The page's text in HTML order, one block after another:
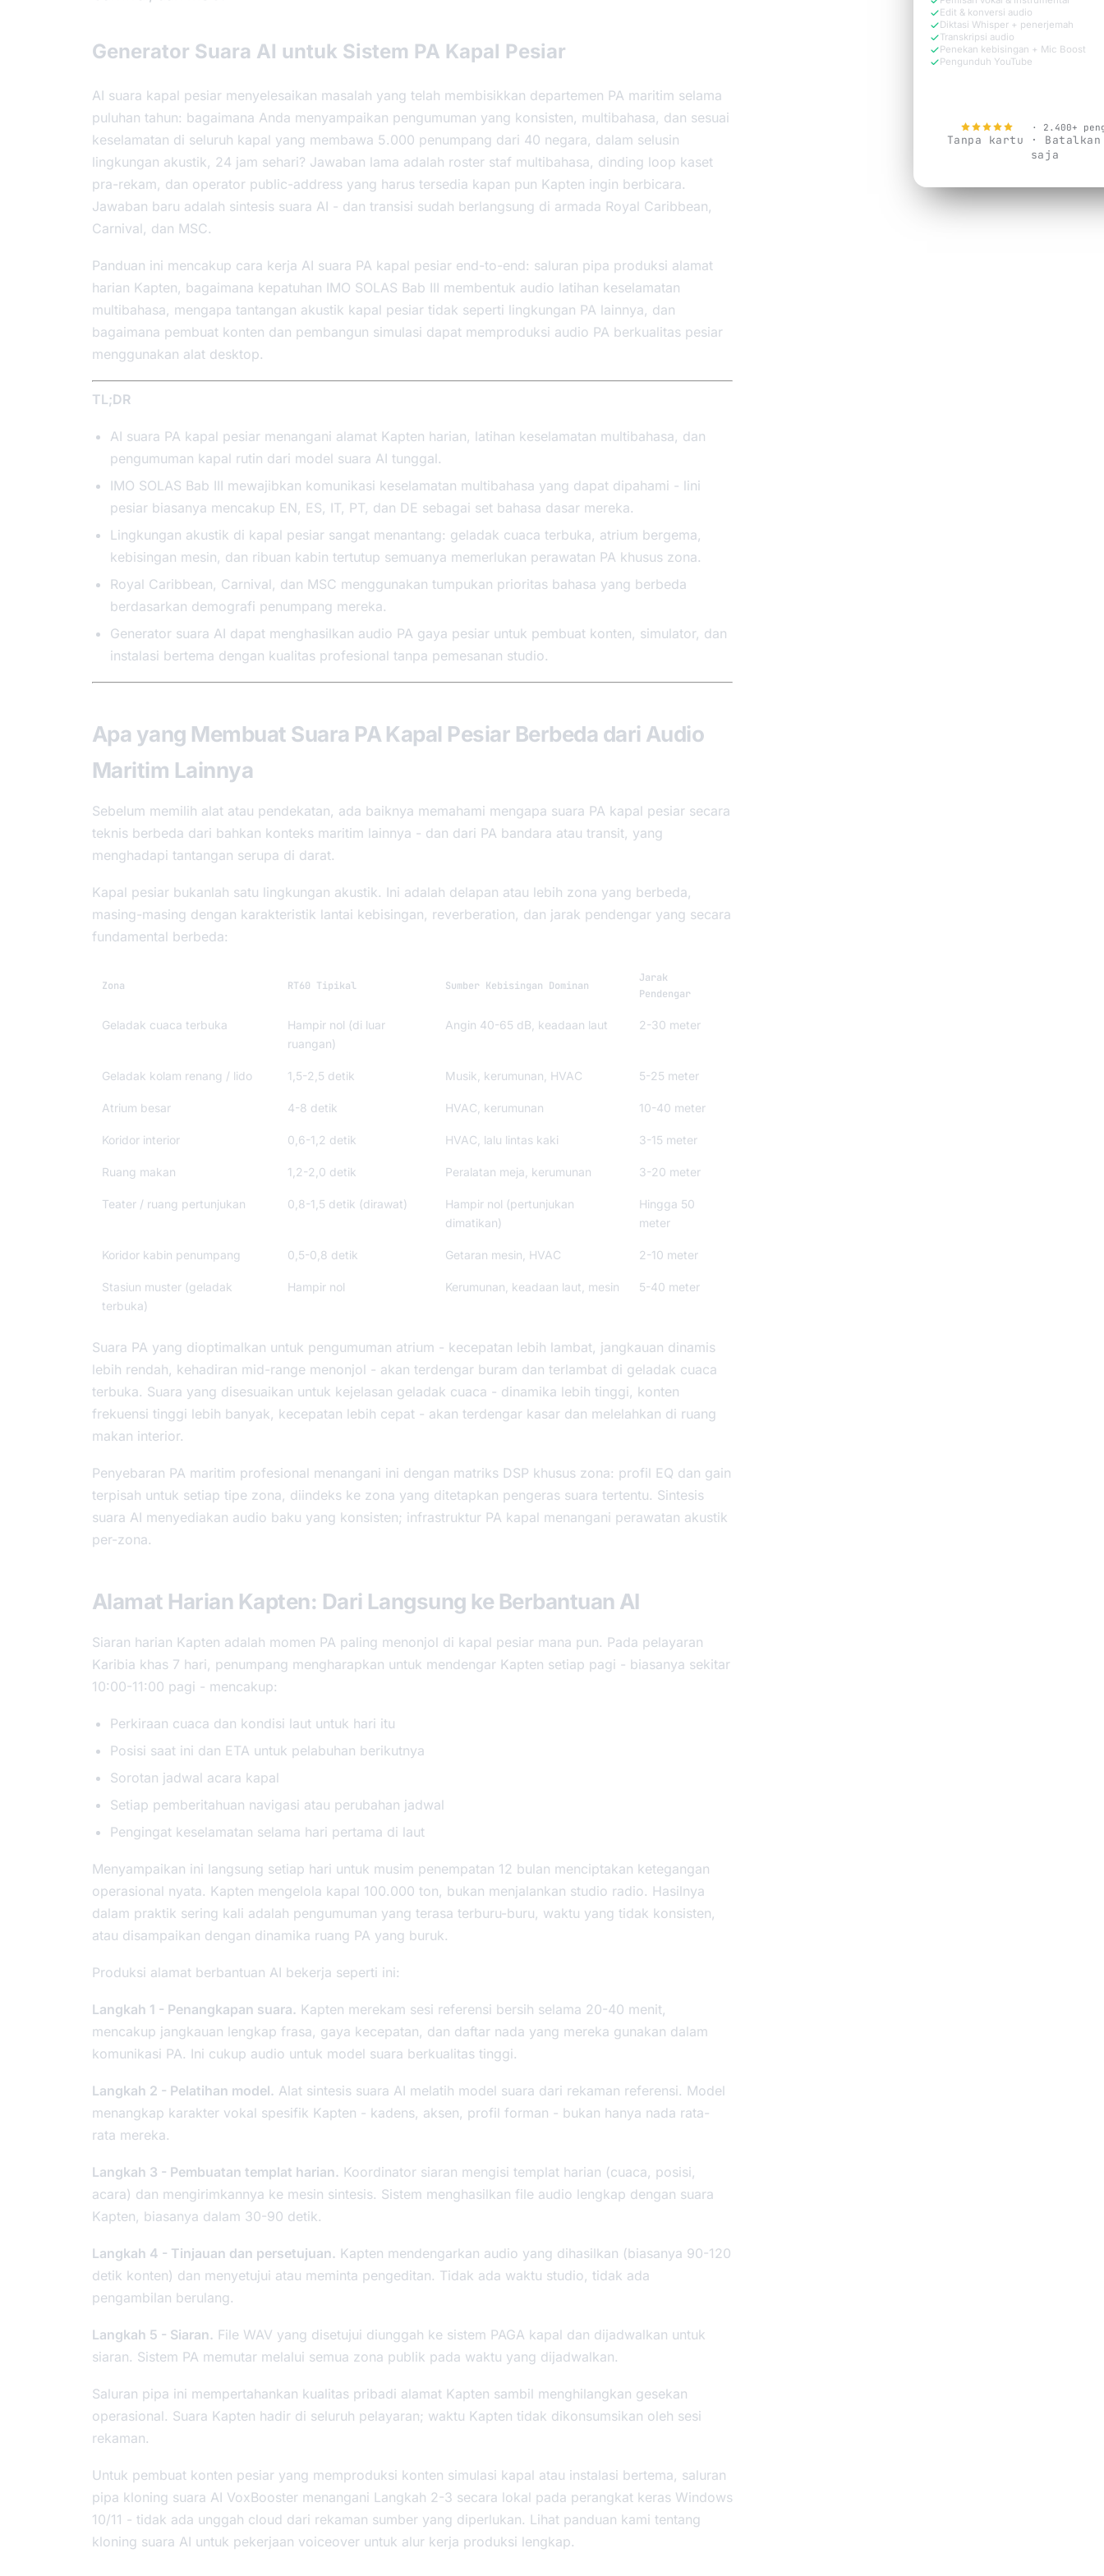
Generator Suara AI untuk Sistem PA Kapal Pesiar
AI suara kapal pesiar menyelesaikan masalah yang telah membisikkan departemen PA maritim selama
puluhan tahun: bagaimana Anda menyampaikan pengumuman yang konsisten, multibahasa, dan sesuai
keselamatan di seluruh kapal yang membawa 5.000 penumpang dari 40 negara, dalam selusin
lingkungan akustik, 24 jam sehari? Jawaban lama adalah roster staf multibahasa, dinding loop kaset
pra-rekam, dan operator public-address yang harus tersedia kapan pun Kapten ingin berbicara.
Jawaban baru adalah sintesis suara AI - dan transisi sudah berlangsung di armada Royal Caribbean,
Carnival, dan MSC.
Panduan ini mencakup cara kerja AI suara PA kapal pesiar end-to-end: saluran pipa produksi alamat
harian Kapten, bagaimana kepatuhan IMO SOLAS Bab III membentuk audio latihan keselamatan
multibahasa, mengapa tantangan akustik kapal pesiar tidak seperti lingkungan PA lainnya, dan
bagaimana pembuat konten dan pembangun simulasi dapat memproduksi audio PA berkualitas pesiar
menggunakan alat desktop.
TL;DR
AI suara PA kapal pesiar menangani alamat Kapten harian, latihan keselamatan multibahasa, dan
pengumuman kapal rutin dari model suara AI tunggal.
IMO SOLAS Bab III mewajibkan komunikasi keselamatan multibahasa yang dapat dipahami - lini
pesiar biasanya mencakup EN, ES, IT, PT, dan DE sebagai set bahasa dasar mereka.
Lingkungan akustik di kapal pesiar sangat menantang: geladak cuaca terbuka, atrium bergema,
kebisingan mesin, dan ribuan kabin tertutup semuanya memerlukan perawatan PA khusus zona.
Royal Caribbean, Carnival, dan MSC menggunakan tumpukan prioritas bahasa yang berbeda
berdasarkan demografi penumpang mereka.
Generator suara AI dapat menghasilkan audio PA gaya pesiar untuk pembuat konten, simulator, dan
instalasi bertema dengan kualitas profesional tanpa pemesanan studio.
Apa yang Membuat Suara PA Kapal Pesiar Berbeda dari Audio
Maritim Lainnya
Sebelum memilih alat atau pendekatan, ada baiknya memahami mengapa suara PA kapal pesiar secara
teknis berbeda dari bahkan konteks maritim lainnya - dan dari PA bandara atau transit, yang
menghadapi tantangan serupa di darat.
Kapal pesiar bukanlah satu lingkungan akustik. Ini adalah delapan atau lebih zona yang berbeda,
masing-masing dengan karakteristik lantai kebisingan, reverberation, dan jarak pendengar yang secara
fundamental berbeda:
Zona RT60 Tipikal Sumber Kebisingan Dominan
Jarak
Pendengar
Geladak cuaca terbuka
Hampir nol (di luar
ruangan)
Angin 40-65 dB, keadaan laut 2-30 meter
Geladak kolam renang / lido 1,5-2,5 detik Musik, kerumunan, HVAC 5-25 meter
Atrium besar 4-8 detik HVAC, kerumunan 10-40 meter
Koridor interior 0,6-1,2 detik HVAC, lalu lintas kaki 3-15 meter
Ruang makan 1,2-2,0 detik Peralatan meja, kerumunan 3-20 meter
Teater / ruang pertunjukan 0,8-1,5 detik (dirawat)
Hampir nol (pertunjukan
dimatikan)
Hingga 50
meter
Koridor kabin penumpang 0,5-0,8 detik Getaran mesin, HVAC 2-10 meter
Stasiun muster (geladak
terbuka)
Hampir nol Kerumunan, keadaan laut, mesin 5-40 meter
Suara PA yang dioptimalkan untuk pengumuman atrium - kecepatan lebih lambat, jangkauan dinamis
lebih rendah, kehadiran mid-range menonjol - akan terdengar buram dan terlambat di geladak cuaca
terbuka. Suara yang disesuaikan untuk kejelasan geladak cuaca - dinamika lebih tinggi, konten
frekuensi tinggi lebih banyak, kecepatan lebih cepat - akan terdengar kasar dan melelahkan di ruang
makan interior.
Penyebaran PA maritim profesional menangani ini dengan matriks DSP khusus zona: profil EQ dan gain
terpisah untuk setiap tipe zona, diindeks ke zona yang ditetapkan pengeras suara tertentu. Sintesis
suara AI menyediakan audio baku yang konsisten; infrastruktur PA kapal menangani perawatan akustik
per-zona.
Alamat Harian Kapten: Dari Langsung ke Berbantuan AI
Siaran harian Kapten adalah momen PA paling menonjol di kapal pesiar mana pun. Pada pelayaran
Karibia khas 7 hari, penumpang mengharapkan untuk mendengar Kapten setiap pagi - biasanya sekitar
10:00-11:00 pagi - mencakup:
Perkiraan cuaca dan kondisi laut untuk hari itu
Posisi saat ini dan ETA untuk pelabuhan berikutnya
Sorotan jadwal acara kapal
Setiap pemberitahuan navigasi atau perubahan jadwal
Pengingat keselamatan selama hari pertama di laut
Menyampaikan ini langsung setiap hari untuk musim penempatan 12 bulan menciptakan ketegangan
operasional nyata. Kapten mengelola kapal 100.000 ton, bukan menjalankan studio radio. Hasilnya
dalam praktik sering kali adalah pengumuman yang terasa terburu-buru, waktu yang tidak konsisten,
atau disampaikan dengan dinamika ruang PA yang buruk.
Produksi alamat berbantuan AI bekerja seperti ini:
Langkah 1 - Penangkapan suara. Kapten merekam sesi referensi bersih selama 20-40 menit,
mencakup jangkauan lengkap frasa, gaya kecepatan, dan daftar nada yang mereka gunakan dalam
komunikasi PA. Ini cukup audio untuk model suara berkualitas tinggi.
Langkah 2 - Pelatihan model. Alat sintesis suara AI melatih model suara dari rekaman referensi. Model
menangkap karakter vokal spesifik Kapten - kadens, aksen, profil forman - bukan hanya nada rata-
rata mereka.
Langkah 3 - Pembuatan templat harian. Koordinator siaran mengisi templat harian (cuaca, posisi,
acara) dan mengirimkannya ke mesin sintesis. Sistem menghasilkan file audio lengkap dengan suara
Kapten, biasanya dalam 30-90 detik.
Langkah 4 - Tinjauan dan persetujuan. Kapten mendengarkan audio yang dihasilkan (biasanya 90-120
detik konten) dan menyetujui atau meminta pengeditan. Tidak ada waktu studio, tidak ada
pengambilan berulang.
Langkah 5 - Siaran. File WAV yang disetujui diunggah ke sistem PAGA kapal dan dijadwalkan untuk
siaran. Sistem PA memutar melalui semua zona publik pada waktu yang dijadwalkan.
Saluran pipa ini mempertahankan kualitas pribadi alamat Kapten sambil menghilangkan gesekan
operasional. Suara Kapten hadir di seluruh pelayaran; waktu Kapten tidak dikonsumsikan oleh sesi
rekaman.
Untuk pembuat konten pesiar yang memproduksi konten simulasi kapal atau instalasi bertema, saluran
pipa kloning suara AI VoxBooster menangani Langkah 2-3 secara lokal pada perangkat keras Windows
10/11 - tidak ada unggah cloud dari rekaman sumber yang diperlukan. Lihat panduan kami tentang
kloning suara AI untuk pekerjaan voiceover untuk alur kerja produksi lengkap.
Edit & konversi audio
Diktasi Whisper + penerjemah
Transkripsi audio
Penekan kebisingan + Mic Boost
Pengunduh YouTube
· 2.400+
Tanpa kartu · Batalkan
saja